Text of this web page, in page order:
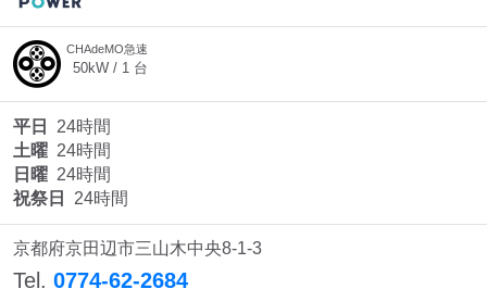
CHAdeMO急速
50kW / 1 台
平日
24時間
土曜 24時間
日曜 24時間
祝祭日
24時間
京都府京田辺市三山木中央8-1-3
Tel. 0774-62-2684